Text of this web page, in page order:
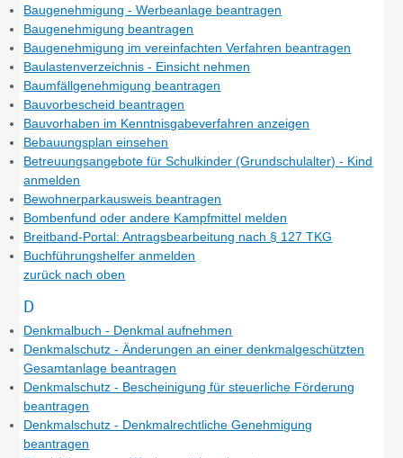
Baugenehmigung - Werbeanlage beantragen
Baugenehmigung beantragen
Baugenehmigung im vereinfachten Verfahren beantragen
Baulastenverzeichnis - Einsicht nehmen
Baumfällgenehmigung beantragen
Bauvorbescheid beantragen
Bauvorhaben im Kenntnisgabeverfahren anzeigen
Bebauungsplan einsehen
Betreuungsangebote für Schulkinder (Grundschulalter) - Kind
anmelden
Bewohnerparkausweis beantragen
Bombenfund oder andere Kampfmittel melden
Breitband-Portal: Antragsbearbeitung nach § 127 TKG
Buchführungshelfer anmelden
zurück nach oben
D
Denkmalbuch - Denkmal aufnehmen
Denkmalschutz - Änderungen an einer denkmalgeschützten
Gesamtanlage beantragen
Denkmalschutz - Bescheinigung für steuerliche Förderung
beantragen
Denkmalschutz - Denkmalrechtliche Genehmigung
beantragen